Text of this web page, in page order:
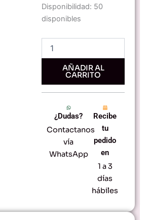
Disponibilidad: 50
disponibles
Trapeador
de
tela
AÑADIR AL
CARRITO
¿Dudas?
Contactanos
vía
WhatsApp
Recibe
tu
pedido
en
1 a 3
días
hábiles